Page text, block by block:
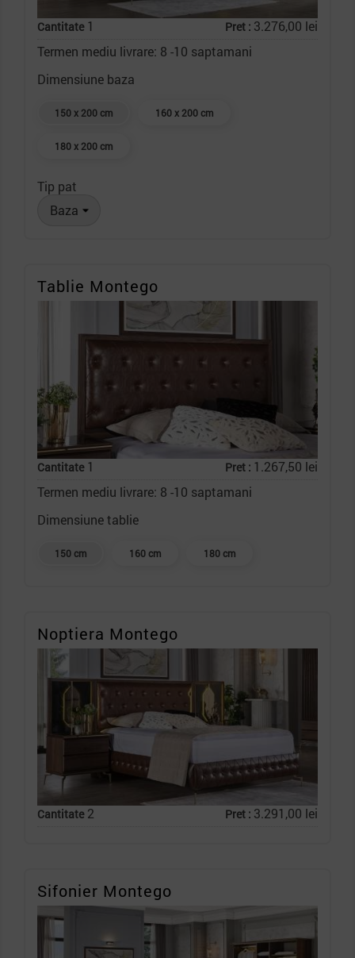
Cantitate1 Pret : 3.276,00 lei
Termen mediu livrare: 8 -10 saptamani
Dimensiune baza
150 x 200 cm 160 x 200 cm
180 x 200 cm
Tip pat
Tablie Montego
Cantitate1 Pret : 1.267,50 lei
Termen mediu livrare: 8 -10 saptamani
Dimensiune tablie
150 cm 160 cm 180 cm
Noptiera Montego
Cantitate2 Pret : 3.291,00 lei
Sifonier Montego